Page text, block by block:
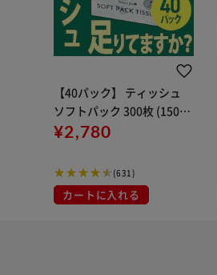
【40パック】 ティッシュ
ソフトパック 300枚 (150
組) 5パック×8個
¥2,780
(631)
カートに入れる